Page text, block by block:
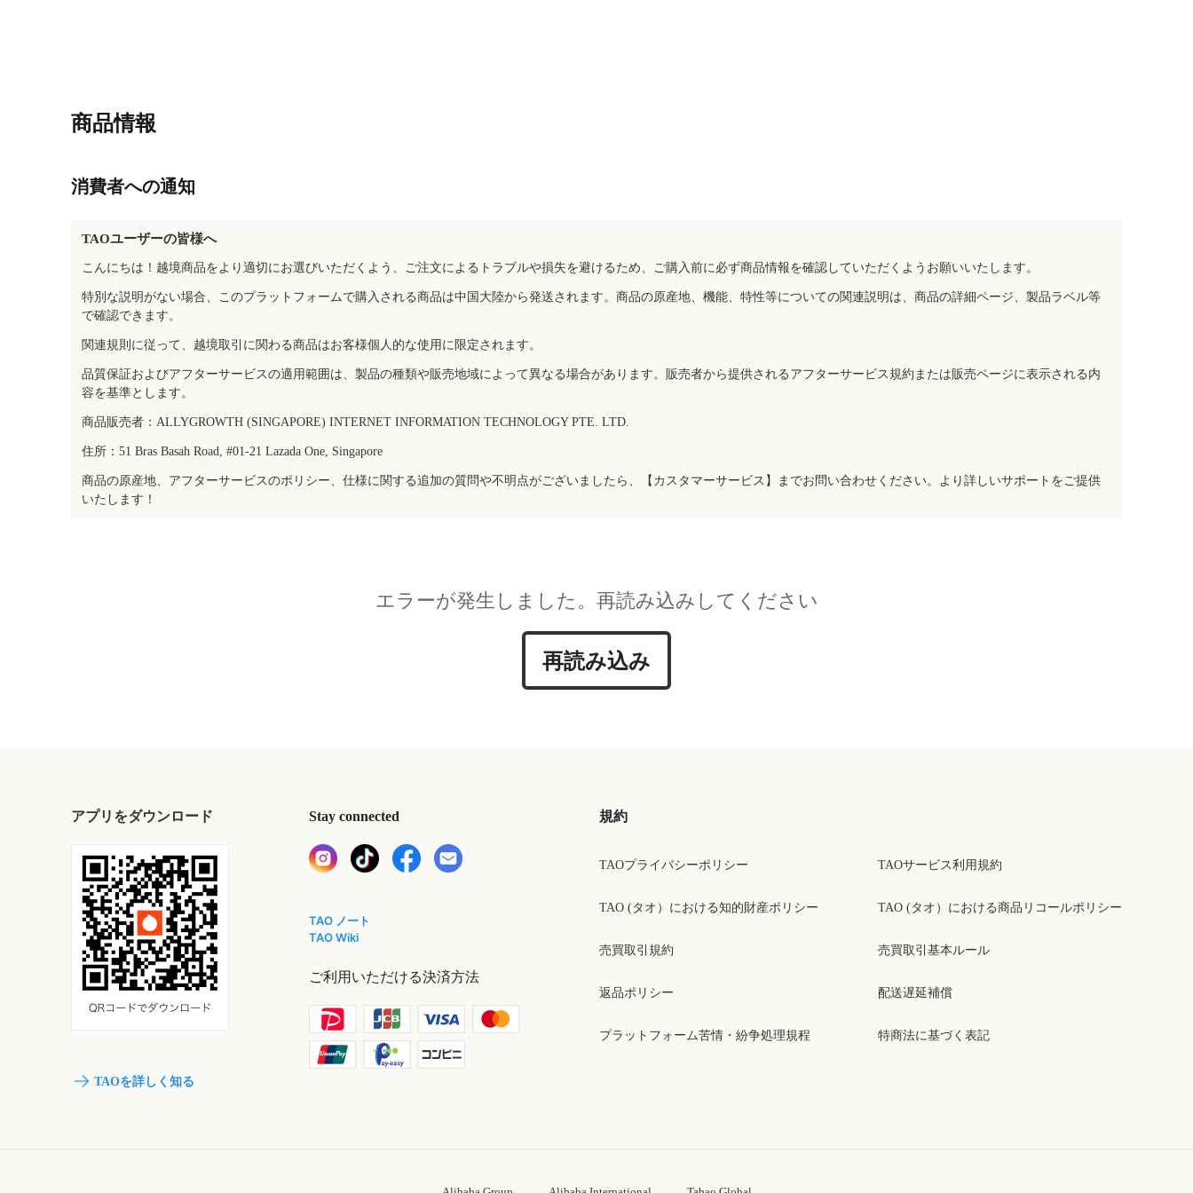
商品情報
消費者への通知
TAOユーザーの皆様へ
こんにちは！越境商品をより適切にお選びいただくよう、ご注文によるトラブルや損失を避けるため、ご購入前に必ず商品情報を確認していただくようお願いいたします。
特別な説明がない場合、このプラットフォームで購入される商品は中国大陸から発送されます。商品の原産地、機能、特性等についての関連説明は、商品の詳細ページ、製品ラベル等
で確認できます。
関連規則に従って、越境取引に関わる商品はお客様個人的な使用に限定されます。
品質保証およびアフターサービスの適用範囲は、製品の種類や販売地域によって異なる場合があります。販売者から提供されるアフターサービス規約または販売ページに表示される内
容を基準とします。
商品販売者：ALLYGROWTH (SINGAPORE) INTERNET INFORMATION TECHNOLOGY PTE. LTD.
住所：51 Bras Basah Road, #01-21 Lazada One, Singapore
商品の原産地、アフターサービスのポリシー、仕様に関する追加の質問や不明点がございましたら、【カスタマーサービス】までお問い合わせください。より詳しいサポートをご提供
いたします！
エラーが発生しました。再読み込みしてください
再読み込み
アプリをダウンロード
TAOを詳しく知る
Stay connected
TAO ノート
TAO Wiki
ご利用いただける決済方法
規約
TAOプライバシーポリシー
TAO (タオ）における知的財産ポリシー
売買取引規約
返品ポリシー
プラットフォーム苦情・紛争処理規程
TAOサービス利用規約
TAO (タオ）における商品リコールポリシー
売買取引基本ルール
配送遅延補償
特商法に基づく表記